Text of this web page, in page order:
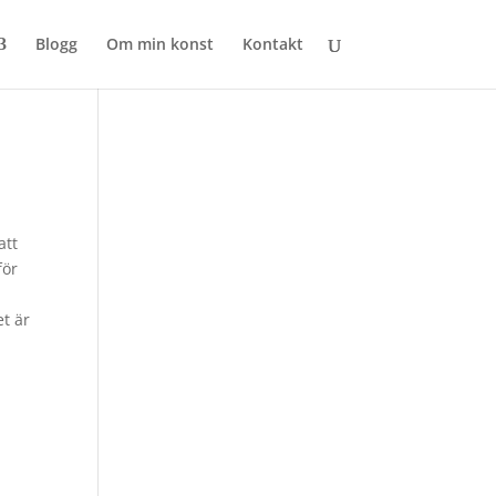
Blogg Om min konst Kontakt
är